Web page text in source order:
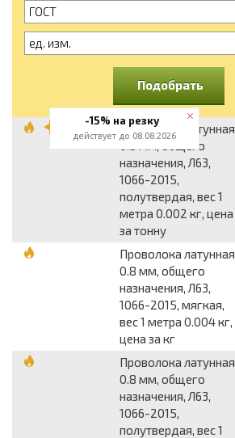
ГОСТ
ед. изм.
Подобрать
Проволока латунная
0.5 мм, общего
назначения, Л63,
1066-2015,
полутвердая, вес 1
метра 0.002 кг, цена
за тонну
Проволока латунная
0.8 мм, общего
назначения, Л63,
1066-2015, мягкая,
вес 1 метра 0.004 кг,
цена за кг
Проволока латунная
0.8 мм, общего
назначения, Л63,
1066-2015,
полутвердая, вес 1
-15% на резку
действует до 08.08.2026